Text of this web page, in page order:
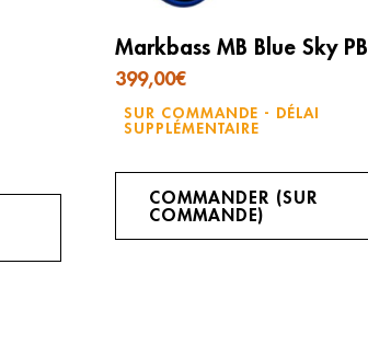
Markbass MB Blue Sky PB
399,00€
SUR COMMANDE - DÉLAI
SUPPLÉMENTAIRE
COMMANDER (SUR
COMMANDE)